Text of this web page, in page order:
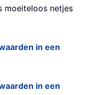
moeiteloos netjes
in een
in een